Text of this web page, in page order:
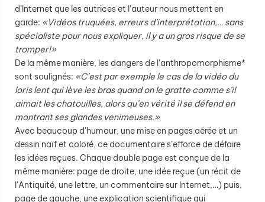
d’Internet que les autrices et l’auteur nous mettent en
garde: «Vidéos truquées, erreurs d’interprétation,… sans
spécialiste pour nous expliquer, il y a un gros risque de se
tromper!»
De la même manière, les dangers de l’anthropomorphisme*
sont soulignés: «C’est par exemple le cas de la vidéo du
loris lent qui lève les bras quand on le gratte comme s’il
aimait les chatouilles, alors qu’en vérité il se défend en
montrant ses glandes venimeuses.»
Avec beaucoup d’humour, une mise en pages aérée et un
dessin naïf et coloré, ce documentaire s’efforce de défaire
les idées reçues. Chaque double page est conçue de la
même manière: page de droite, une idée reçue (un récit de
l’Antiquité, une lettre, un commentaire sur Internet,…) puis,
page de gauche, une explication scientifique qui